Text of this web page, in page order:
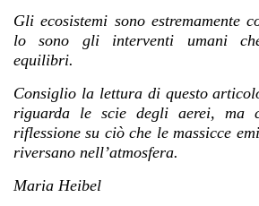
Gli ecosistemi sono estremamente
lo sono gli interventi umani
equilibri.
Consiglio la lettura di questo
riguarda le scie degli aerei, ma
riflessione su ciò che le massicce
riversano nell’atmosfera.
Maria Heibel